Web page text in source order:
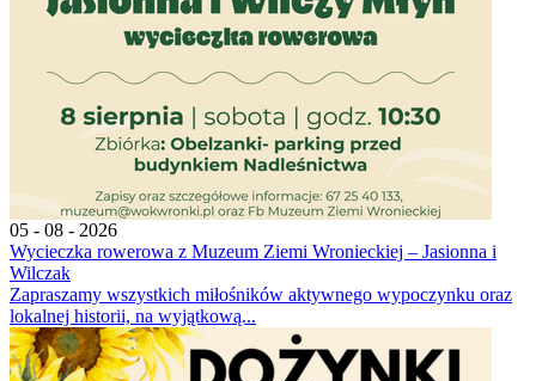
05 - 08 - 2026
Wycieczka rowerowa z Muzeum Ziemi Wronieckiej – Jasionna i
Wilczak
Zapraszamy wszystkich miłośników aktywnego wypoczynku oraz
lokalnej historii, na wyjątkową...